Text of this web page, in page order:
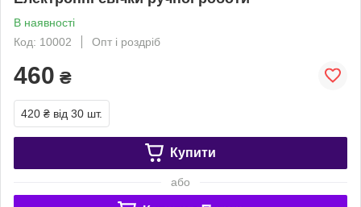
В наявності
Код: 10002
Опт і роздріб
460 ₴
420 ₴ від 30 шт.
Купити
або